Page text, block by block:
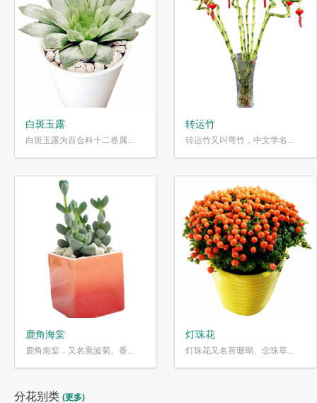
白斑玉露
白斑玉露为百合科十二卷属...
转运竹
转运竹又叫弯竹，中文学名...
鹿角海棠
鹿角海棠，又名熏波菊。番...
灯珠花
灯珠花又名苔珊瑚、念珠草...
分花别类 (更多)